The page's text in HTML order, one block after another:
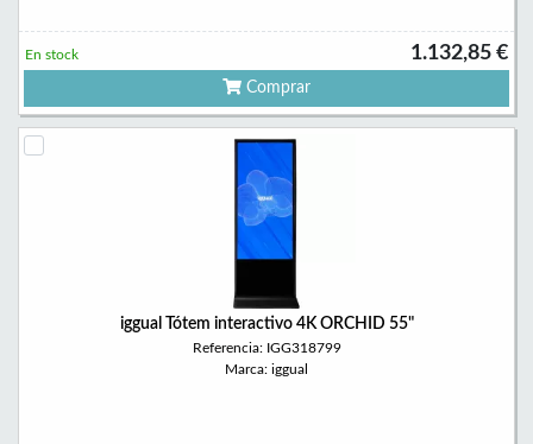
1.132,85 €
En stock
Comprar
iggual Tótem interactivo 4K ORCHID 55"
Referencia: IGG318799
Marca: iggual